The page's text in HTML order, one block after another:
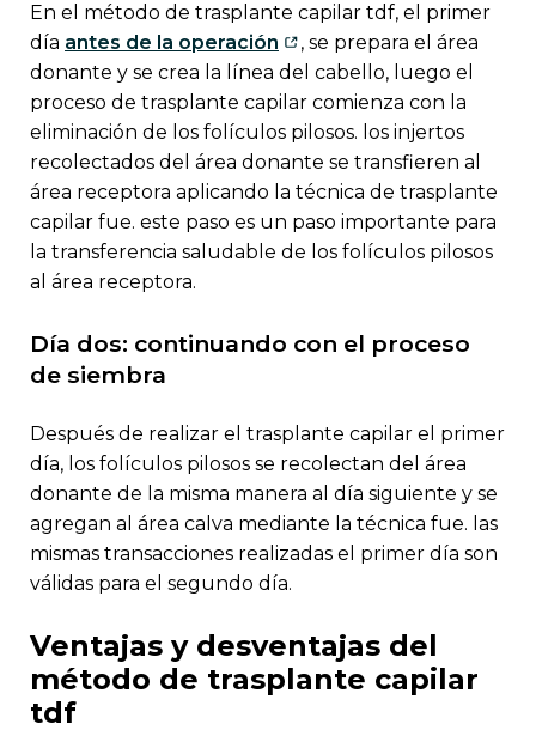
en el método de trasplante capilar tdf, el primer
día antes de la operación
, se prepara el área
donante y se crea la línea del cabello, luego el
proceso de trasplante capilar comienza con la
eliminación de los folículos pilosos. los injertos
recolectados del área donante se transfieren al
área receptora aplicando la técnica de trasplante
capilar fue. este paso es un paso importante para
la transferencia saludable de los folículos pilosos
al área receptora.
día dos: continuando con el proceso
de siembra
después de realizar el trasplante capilar el primer
día, los folículos pilosos se recolectan del área
donante de la misma manera al día siguiente y se
agregan al área calva mediante la técnica fue. las
mismas transacciones realizadas el primer día son
válidas para el segundo día.
ventajas y desventajas del
método de trasplante capilar
tdf